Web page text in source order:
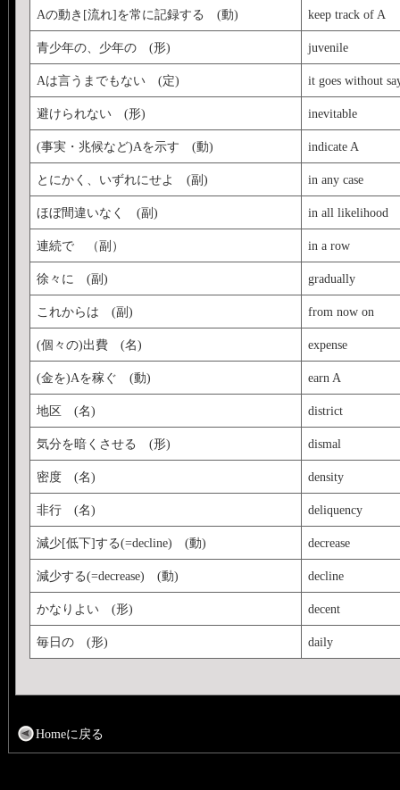
Aの動き[流れ]を常に記録する (動) keep track of A
青少年の、少年の (形) juvenile
Aは言うまでもない (定) it goes without
避けられない (形) inevitable
(事実・兆候など)Aを示す (動) indicate A
とにかく、いずれにせよ (副) in any case
ほぼ間違いなく (副) in all likelihood
連続で （副） in a row
徐々に (副) gradually
これからは (副) from now on
(個々の)出費 (名) expense
(金を)Aを稼ぐ (動) earn A
地区 (名) district
気分を暗くさせる (形) dismal
密度 (名) density
非行 (名) deliquency
減少[低下]する(=decline) (動) decrease
減少する(=decrease) (動) decline
かなりよい (形) decent
毎日の (形) daily
Homeに戻る